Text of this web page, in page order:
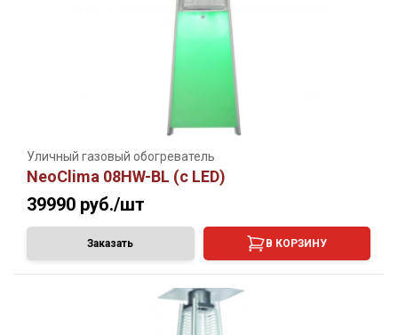
Уличный газовый обогреватель
NeoClima 08HW-BL (c LED)
39990 руб./шт
Заказать В КОРЗИНУ